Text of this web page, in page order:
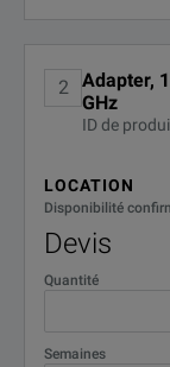
2
Adapter,
GHz
ID de
LOCATION
Disponibilité
Devis
Quantité
Semaines